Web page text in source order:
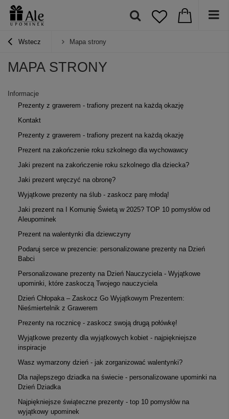
Wstecz Mapa strony
MAPA STRONY
Informacje
Prezenty z grawerem - trafiony prezent na każdą okazję
Kontakt
Prezenty z grawerem - trafiony prezent na każdą okazję
Prezent na zakończenie roku szkolnego dla wychowawcy
Jaki prezent na zakończenie roku szkolnego dla dziecka?
Jaki prezent wręczyć na obronę?
Wyjątkowe prezenty na ślub - zaskocz parę młodą!
Jaki prezent na I Komunię Świetą w 2025? TOP 10 pomysłów od
Aleupominek
Prezent na walentynki dla dziewczyny
Podaruj serce w prezencie: personalizowane prezenty na Dzień
Babci
Personalizowane prezenty na Dzień Nauczyciela - Wyjątkowe
upominki, które zaskoczą Twojego nauczyciela
Dzień Chłopaka – Zaskocz Go Wyjątkowym Prezentem:
Nieśmiertelnik z Grawerem
Prezenty na rocznicę - zaskocz swoją drugą połówkę!
Wyjątkowe prezenty dla wyjątkowych kobiet - najpiękniejsze
inspiracje
Wasz wymarzony dzień - jak zorganizować walentynki?
Dla najlepszego dziadka na świecie - personalizowane upominki na
Dzień Dziadka
Najpiękniejsze świąteczne prezenty - top 10 pomysłów na
wyjątkowy upominek